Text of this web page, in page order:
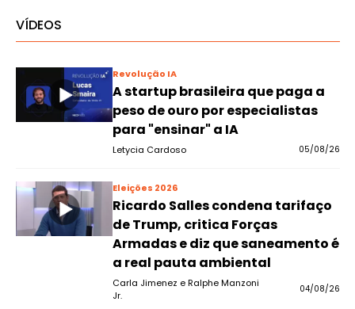
VÍDEOS
Revolução IA
A startup brasileira que paga a
peso de ouro por especialistas
para "ensinar" a IA
Letycia Cardoso 05/08/26
Eleições 2026
Ricardo Salles condena tarifaço
de Trump, critica Forças
Armadas e diz que saneamento é
a real pauta ambiental
Carla Jimenez e Ralphe Manzoni
Jr.
04/08/26